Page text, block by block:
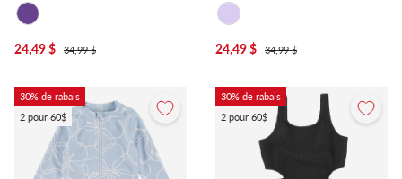
24,49 $
34,99 $
24,49 $
34,99 $
30% de rabais
2 pour 60$
30% de rabais
2 pour 60$